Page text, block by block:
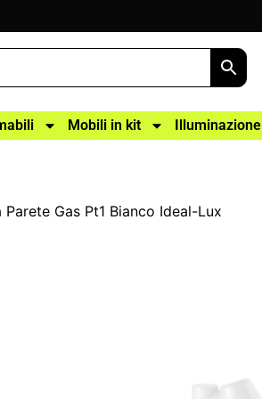
Mobili in kit Illuminazione
Gas Pt1 Bianco Ideal-Lux